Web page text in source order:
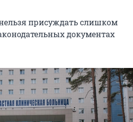
присуждать слишком
документах